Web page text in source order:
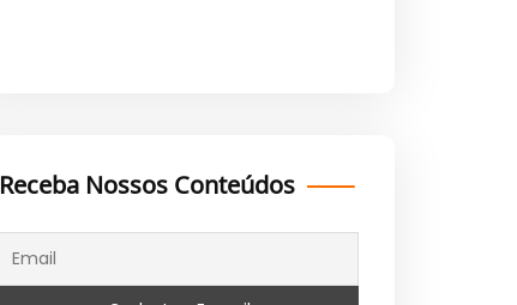
Receba Nossos Conteúdos